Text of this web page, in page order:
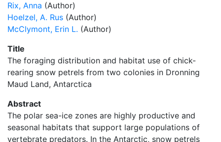
Rix, Anna (Author)
Hoelzel, A. Rus (Author)
McClymont, Erin L. (Author)
Title
The foraging distribution and habitat use of chick-
rearing snow petrels from two colonies in Dronning
Maud Land, Antarctica
Abstract
The polar sea-ice zones are highly productive and
seasonal habitats that support large populations of
vertebrate predators. In the Antarctic, snow petrels